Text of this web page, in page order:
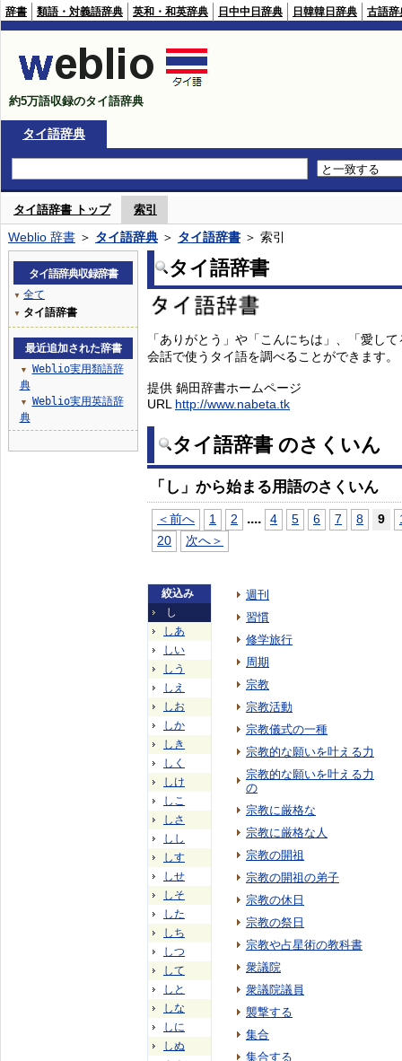
辞書 類語・対義語辞典 英和・和英辞典 日中中日辞典 日韓韓日辞典 古語辞
約5万語収録のタイ語辞典
タイ語辞典
タイ語辞書 トップ 索引
Weblio 辞書 ＞ タイ語辞典 ＞ タイ語辞書 ＞ 索引
タイ語辞書
「ありがとう」や「こんにちは」、「愛し
会話で使うタイ語を調べることができます。
提供 鍋田辞書ホームページ
URL http://www.nabeta.tk
タイ語辞書 のさくいん
「し」から始まる用語のさくいん
＜前へ 1 2 .... 4 5 6 7 8 9
20
次へ＞
絞込み
し
しあ
しい
しう
しえ
しお
しか
しき
しく
しけ
しこ
しさ
しし
しす
しせ
しそ
した
しち
しつ
して
しと
しな
しに
しぬ
週刊
習慣
修学旅行
周期
宗教
宗教活動
宗教儀式の一種
宗教的な願いを叶える力
宗教的な願いを叶える力
の
宗教に厳格な
宗教に厳格な人
宗教の開祖
宗教の開祖の弟子
宗教の休日
宗教の祭日
宗教や占星術の教科書
衆議院
衆議院議員
襲撃する
集合
集合する
タイ語辞典収録辞書
▼ 全て
▼ タイ語辞書
最近追加された辞書
▼
Weblio実用類語辞
典
▼
Weblio実用英語辞
典